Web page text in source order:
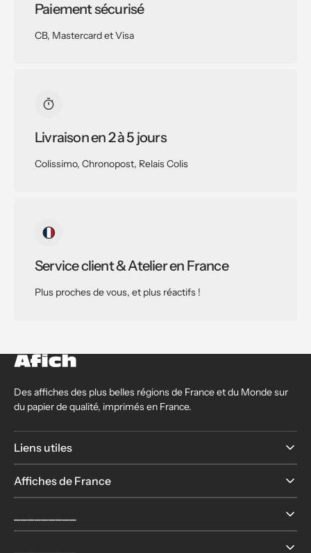
Paiement sécurisé
CB, Mastercard et Visa
Livraison en 2 à 5 jours
Colissimo, Chronopost, Relais Colis
Service client & Atelier en France
Plus proches de vous, et plus réactifs !
Des affiches des plus belles régions de France et du Monde sur
du papier de qualité, imprimés en France.
Liens utiles
Affiches de France